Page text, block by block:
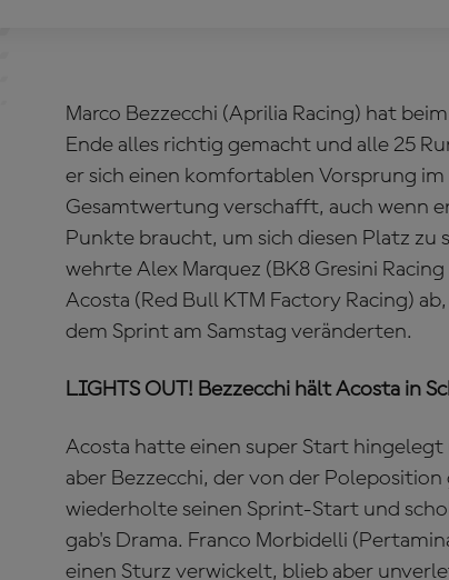
Marco Bezzecchi (Aprilia Racing) hat
Ende alles richtig gemacht und alle 25
er sich einen komfortablen Vorsprung
Gesamtwertung verschafft, auch wenn
Punkte braucht, um sich diesen Platz
wehrte Alex Marquez (BK8 Gresini
Acosta (Red Bull KTM Factory Racing)
dem Sprint am Samstag veränderten.
LIGHTS OUT! Bezzecchi hält Acosta in
Acosta hatte einen super Start
aber Bezzecchi, der von der
wiederholte seinen Sprint-Start und
gab's Drama. Franco Morbidelli
einen Sturz verwickelt, blieb aber